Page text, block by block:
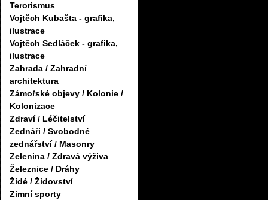
Terorismus
Vojtěch Kubašta - grafika,
ilustrace
Vojtěch Sedláček - grafika,
ilustrace
Zahrada / Zahradní
architektura
Zámořské objevy / Kolonie /
Kolonizace
Zdraví / Léčitelství
Zednáři / Svobodné
zednářství / Masonry
Zelenina / Zdravá výživa
Železnice / Dráhy
Židé / Židovství
Zimní sporty